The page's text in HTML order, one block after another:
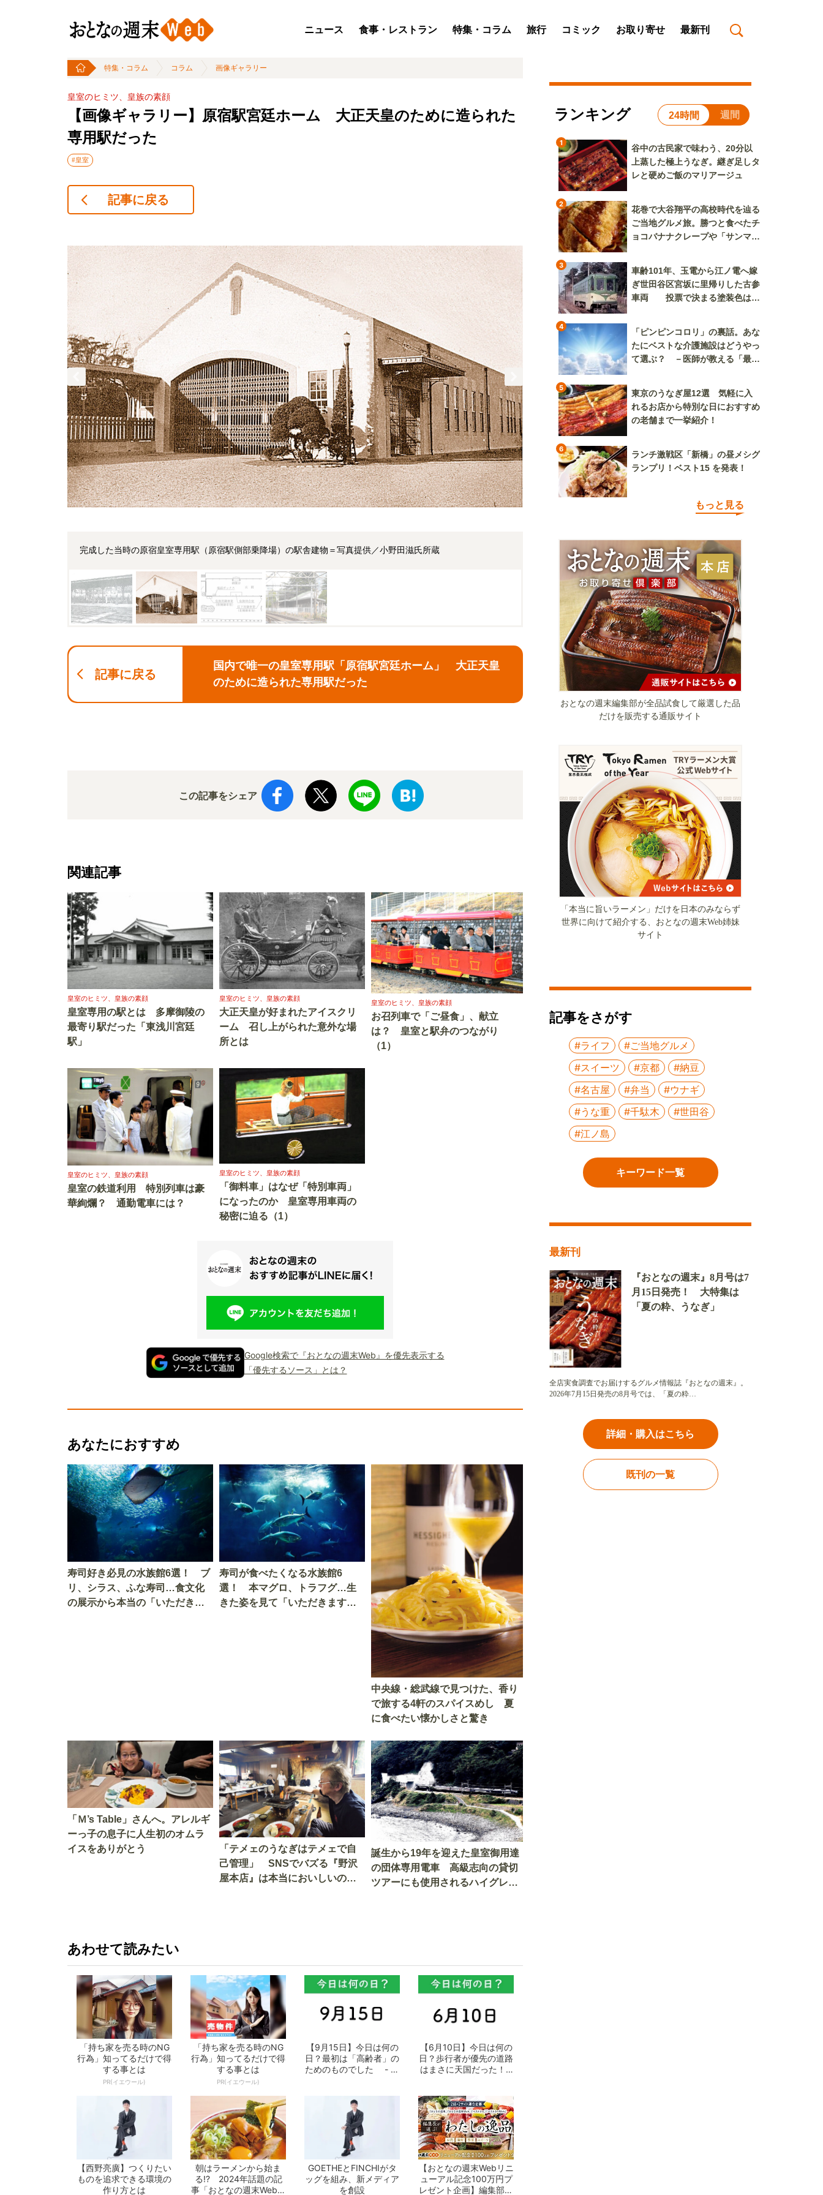
ニュース 食事・レストラン 特集・コラム 旅行 コミック お取り寄せ 最新刊
特集・コラム コラム 画像ギャラリー
皇室のヒミツ、皇族の素顔
【画像ギャラリー】原宿駅宮廷ホーム 大正天皇のために造られた
専用駅だった
#皇室
記事に戻る
完成した当時の原宿皇室専用駅（原宿駅側部乗降場）の駅舎建物＝写真提供／小野田滋氏所蔵
記事に戻る
国内で唯一の皇室専用駅「原宿駅宮廷ホーム」 大正天皇
のために造られた専用駅だった
この記事をシェア
関連記事
皇室のヒミツ、皇族の素顔
皇室専用の駅とは 多摩御陵の
最寄り駅だった「東浅川宮廷
駅」
皇室のヒミツ、皇族の素顔
大正天皇が好まれたアイスクリ
ーム 召し上がられた意外な場
所とは
皇室のヒミツ、皇族の素顔
お召列車で「ご昼食」、献立
は？ 皇室と駅弁のつながり
（1）
皇室のヒミツ、皇族の素顔
皇室の鉄道利用 特別列車は豪
華絢爛？ 通勤電車には？
皇室のヒミツ、皇族の素顔
「御料車」はなぜ「特別車両」
になったのか 皇室専用車両の
秘密に迫る（1）
Google検索で『おとなの週末Web』を優先表示する
「優先するソース」とは？
あなたにおすすめ
寿司好き必見の水族館6選！ ブ
リ、シラス、ふな寿司…食文化
の展示から本当の「いただきま
寿司が食べたくなる水族館6
選！ 本マグロ、トラフグ…生
きた姿を見て「いただきます」
中央線・総武線で見つけた、香り
で旅する4軒のスパイスめし 夏
に食べたい懐かしさと驚き
「Ｍ’s Table」さんへ。アレルギ
ーっ子の息子に人生初のオムラ
イスをありがとう
「テメェのうなぎはテメェで自
己管理」 SNSでバズる『野沢
屋本店』は本当においしいの
誕生から19年を迎えた皇室御用達
の団体専用電車 高級志向の貸切
ツアーにも使用されるハイグレー
あわせて読みたい
「持ち家を売る時のNG
行為」知ってるだけで得
する事とは
PR(イエウール)
「持ち家を売る時のNG
行為」知ってるだけで得
する事とは
PR(イエウール)
【9月15日】今日は何の
日？最初は「高齢者」の
ためのものでした - お
【6月10日】今日は何の
日？歩行者が優先の道路
はまさに天国だった！ -
【西野亮廣】つくりたい
ものを追求できる環境の
作り方とは
朝はラーメンから始ま
る!? 2024年話題の記
事「おとなの週末Web」
GOETHEとFINCHIがタ
ッグを組み、新メディア
を創設
【おとなの週末Webリニ
ューアル記念100万円プ
レゼント企画】編集部が
ランキング 24時間 週間
1
谷中の古民家で味わう、20分以
上蒸した極上うなぎ。継ぎ足しタ
レと硬めご飯のマリアージュ
2
花巻で大谷翔平の高校時代を辿る
ご当地グルメ旅。勝つと食べたチ
ョコバナナクレープや「サンマー
3
車齢101年、玉電から江ノ電へ嫁
ぎ世田谷区宮坂に里帰りした古参
車両 投票で決まる塗装色は、
4
「ピンピンコロリ」の裏話。あな
たにベストな介護施設はどうやっ
て選ぶ？ －医師が教える「最高
5
東京のうなぎ屋12選 気軽に入
れるお店から特別な日におすすめ
の老舗まで一挙紹介！
6
ランチ激戦区「新橋」の昼メシグ
ランプリ！ベスト15 を発表！
もっと見る
おとなの週末編集部が全品試食して厳選した品
だけを販売する通販サイト
「本当に旨いラーメン」だけを日本のみならず
世界に向けて紹介する、おとなの週末Web姉妹
サイト
記事をさがす
#ライフ
#ご当地グルメ
#スイーツ
#京都
#納豆
#名古屋
#弁当
#ウナギ
#うな重
#千駄木
#世田谷
#江ノ島
キーワード一覧
最新刊
『おとなの週末』8月号は7
月15日発売！ 大特集は
「夏の粋、うなぎ」
全店実食調査でお届けするグルメ情報誌『おとなの週末』。
2026年7月15日発売の8月号では、「夏の粋…
詳細・購入はこちら
既刊の一覧